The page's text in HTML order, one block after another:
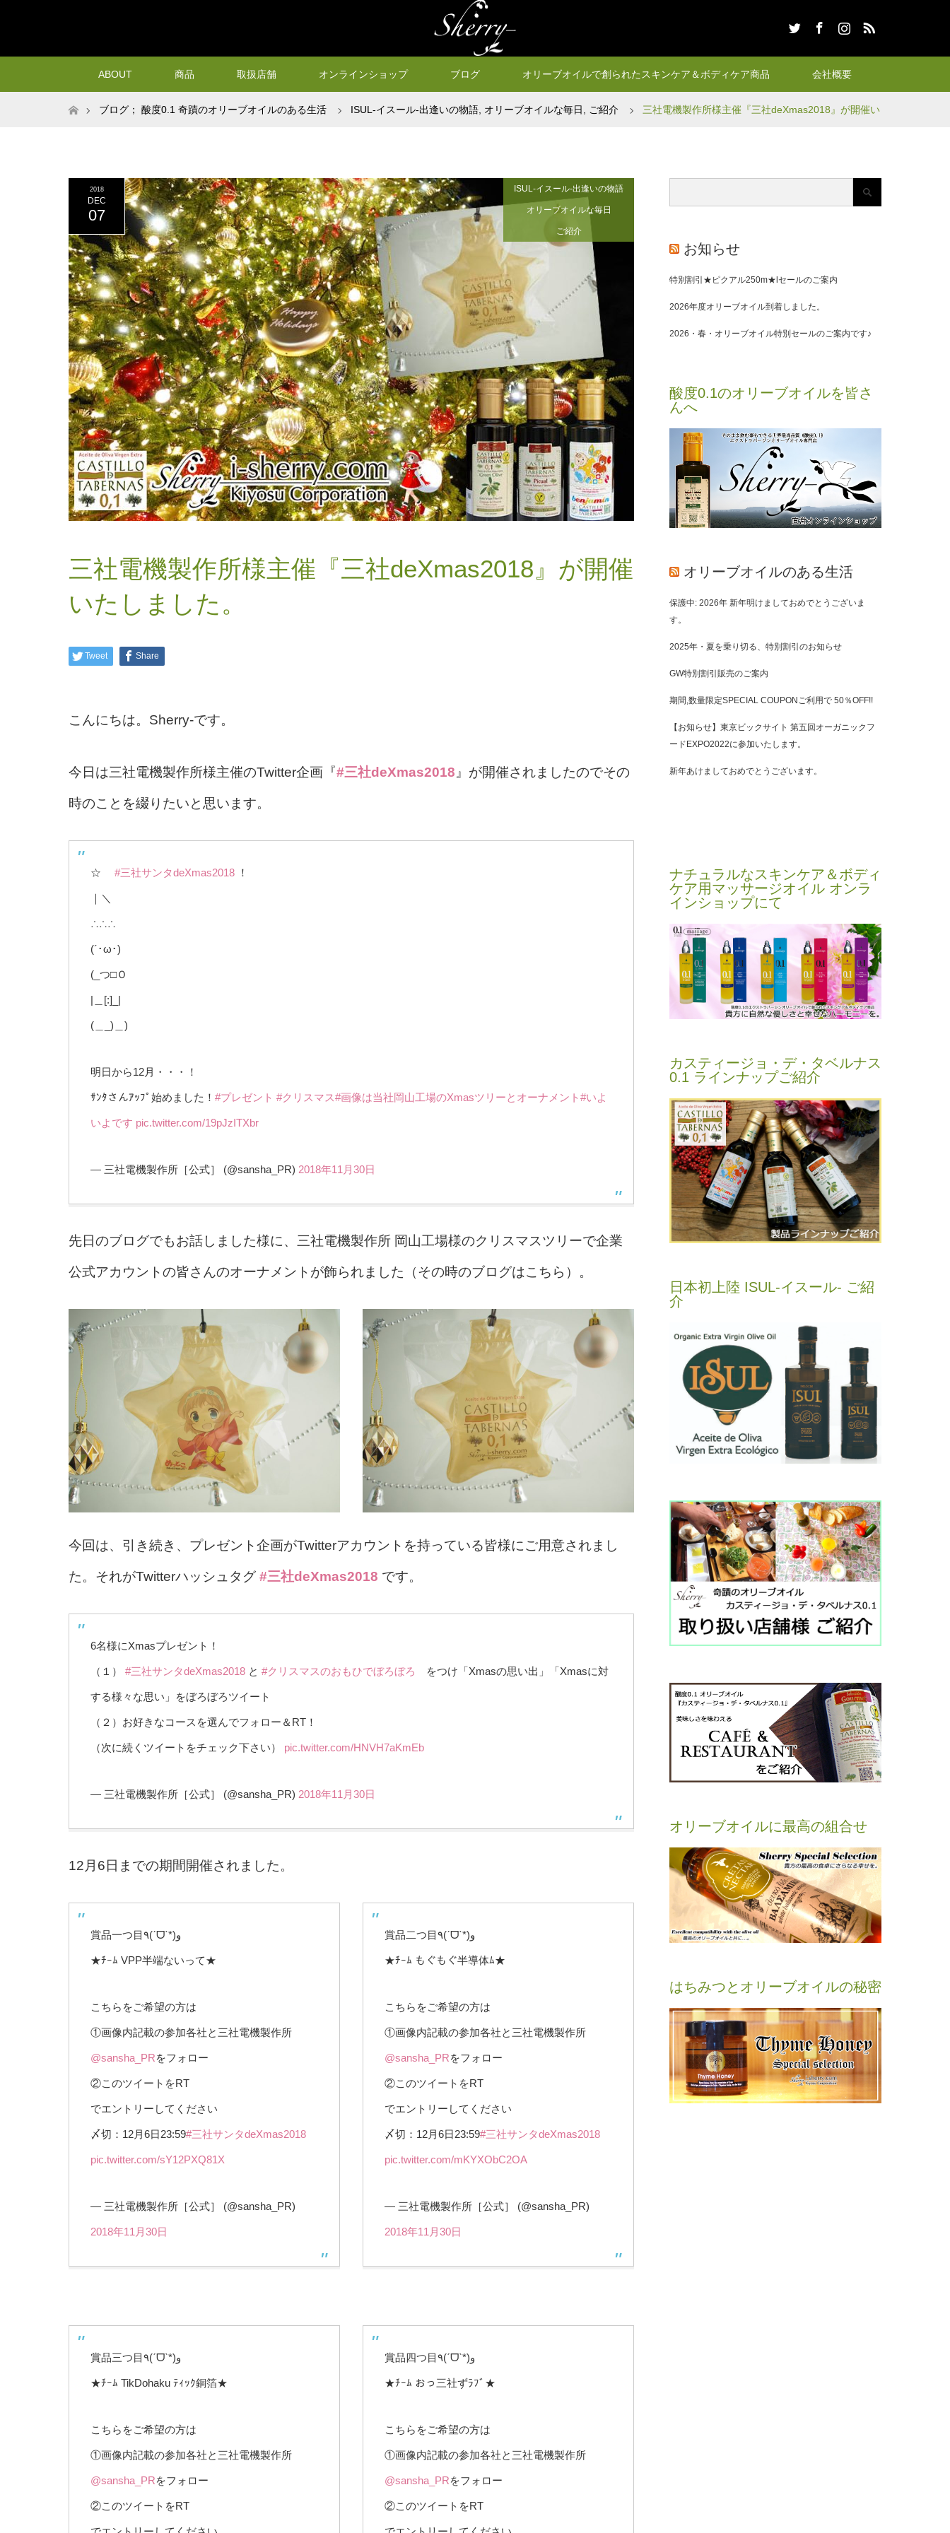
ABOUT 商品 取扱店舗 オンラインショップ ブログ オリーブオイルで創られたスキンケア＆ボディケア商品 会社概要
ホームブログ； 酸度0.1 奇蹟のオリーブオイルのある生活 ISUL-イスール-出逢いの物語 オリーブオイルな毎日 ご紹介 三社電機製作所様主催『三社deXmas2018』が開催い
2018
DEC
07
ISUL-イスール-出逢いの物語
オリーブオイルな毎日
ご紹介
三社電機製作所様主催『三社deXmas2018』が開催
いたしました。
Tweet Share
こんにちは。Sherry-です。
今日は三社電機製作所様主催のTwitter企画『#三社deXmas2018 』が開催されましたのでその
時のことを綴りたいと思います。
☆ #三社サンタdeXmas2018 ！
｜＼
∴∴∴
(´･ω･)
(_つ□Ｏ
|＿[:]_|
(＿_)＿)
明日から12月・・・！
ｻﾝﾀさんｱｯﾌﾟ始めました！ #プレゼント #クリスマス#画像は当社岡山工場のXmasツリーとオーナメント #いよ
いよです pic.twitter.com/19pJzITXbr
— 三社電機製作所［公式］ (@sansha_PR) 2018年11月30日
先日のブログでもお話しました様に、三社電機製作所 岡山工場様のクリスマスツリーで企業
公式アカウントの皆さんのオーナメントが飾られました（その時のブログはこちら）。
今回は、引き続き、プレゼント企画がTwitterアカウントを持っている皆様にご用意されまし
た。それがTwitterハッシュタグ #三社deXmas2018 です。
6名様にXmasプレゼント！
（１） #三社サンタdeXmas2018 と #クリスマスのおもひでぼろぼろ をつけ「Xmasの思い出」「Xmasに対
する様々な思い」をぼろぼろツイート
（２）お好きなコースを選んでフォロー＆RT！
（次に続くツイートをチェック下さい） pic.twitter.com/HNVH7aKmEb
— 三社電機製作所［公式］ (@sansha_PR) 2018年11月30日
12月6日までの期間開催されました。
賞品一つ目٩(ˊᗜˋ*)و
★ﾁｰﾑ VPP半端ないって★
こちらをご希望の方は
①画像内記載の参加各社と三社電機製作所
@sansha_PRをフォロー
②このツイートをRT
でエントリーしてください
〆切：12月6日23:59#三社サンタdeXmas2018
pic.twitter.com/sY12PXQ81X
— 三社電機製作所［公式］ (@sansha_PR)
2018年11月30日
賞品二つ目٩(ˊᗜˋ*)و
★ﾁｰﾑ もぐもぐ半導体ﾑ★
こちらをご希望の方は
①画像内記載の参加各社と三社電機製作所
@sansha_PRをフォロー
②このツイートをRT
でエントリーしてください
〆切：12月6日23:59#三社サンタdeXmas2018
pic.twitter.com/mKYXObC2OA
— 三社電機製作所［公式］ (@sansha_PR)
2018年11月30日
賞品三つ目٩(ˊᗜˋ*)و
★ﾁｰﾑ TikDohaku ﾃｨｯｸ銅箔★
こちらをご希望の方は
①画像内記載の参加各社と三社電機製作所
@sansha_PRをフォロー
②このツイートをRT
賞品四つ目٩(ˊᗜˋ*)و
★ﾁｰﾑ おっ三社ずﾗﾌﾞ★
こちらをご希望の方は
①画像内記載の参加各社と三社電機製作所
@sansha_PRをフォロー
②このツイートをRT
お知らせ
特別割引★ピクアル250m★lセールのご案内
2026年度オリーブオイル到着しました。
2026・春・オリーブオイル特別セールのご案内です♪
酸度0.1のオリーブオイルを皆さ
んへ
オリーブオイルのある生活
保護中: 2026年 新年明けましておめでとうございま
す。
2025年・夏を乗り切る、特別割引のお知らせ
GW特別割引販売のご案内
期間,数量限定SPECIAL COUPONご利用で 50％OFF!!
【お知らせ】東京ビックサイト 第五回オーガニックフ
ードEXPO2022に参加いたします。
新年あけましておめでとうございます。
ナチュラルなスキンケア＆ボディ
ケア用マッサージオイル オンラ
インショップにて
カスティージョ・デ・タベルナス
0.1 ラインナップご紹介
日本初上陸 ISUL-イスール- ご紹
介
オリーブオイルに最高の組合せ
はちみつとオリーブオイルの秘密